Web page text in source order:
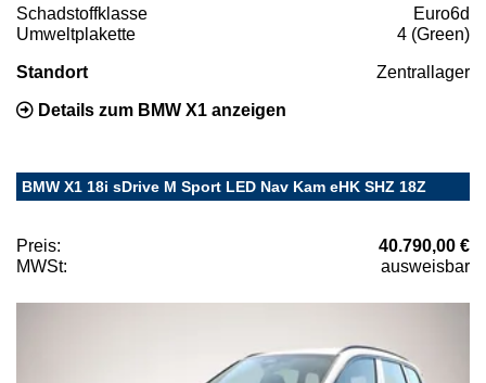
Schadstoffklasse
Euro6d
Umweltplakette
4 (Green)
Standort Zentrallager
Details zum BMW X1 anzeigen
BMW X1 18i sDrive M Sport LED Nav Kam eHK SHZ 18Z
Preis:
40.790,00 €
MWSt:
ausweisbar